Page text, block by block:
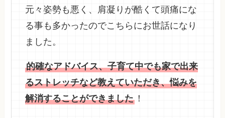
元々姿勢も悪く、肩凝りが酷くて頭痛にな
る事も多かったのでこちらにお世話になり
ました。
的確なアドバイス、子育て中でも家で出来
るストレッチなど教えていただき、悩みを
解消することができました ！